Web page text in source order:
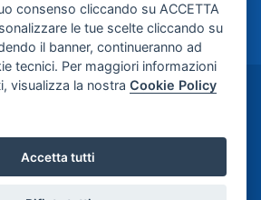
consenso cliccando su ACCETTA
le tue scelte cliccando su
il banner, continueranno ad
tecnici. Per maggiori informazioni
visualizza la nostraCookie Policy
Accetta tutti
di Cura Maria Rosaria S.p.A. -